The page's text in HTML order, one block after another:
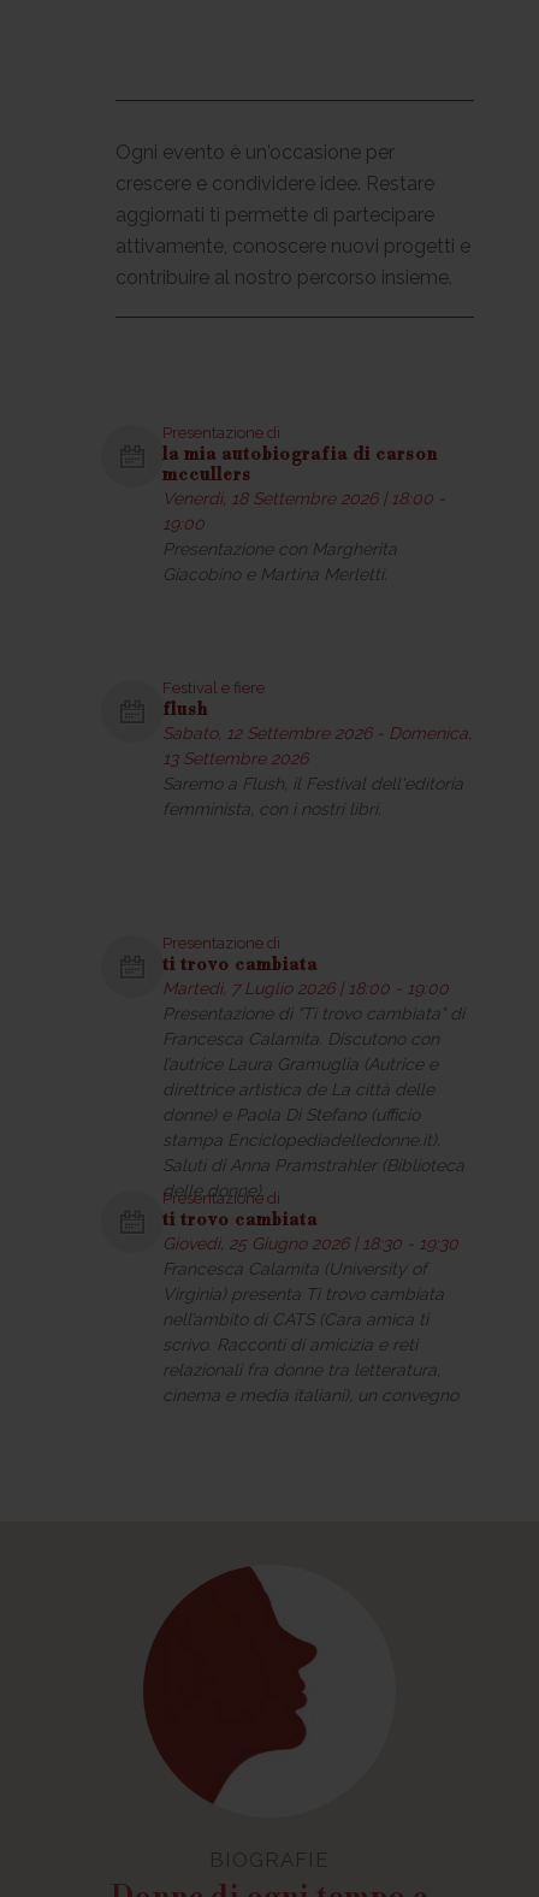
Ogni evento è un'occasione per
crescere e condividere idee. Restare
aggiornati ti permette di partecipare
attivamente, conoscere nuovi progetti e
contribuire al nostro percorso insieme.
Presentazione di
la mia autobiografia di carson
mccullers
Venerdì, 18 Settembre 2026 | 18:00 -
19:00
Presentazione con Margherita
Giacobino e Martina Merletti.
Festival e fiere
flush
Sabato, 12 Settembre 2026 - Domenica,
13 Settembre 2026
Saremo a Flush, il Festival dell'editoria
femminista, con i nostri libri.
Presentazione di
ti trovo cambiata
Martedì, 7 Luglio 2026 | 18:00 - 19:00
Presentazione di "Ti trovo cambiata" di
Francesca Calamita. Discutono con
l’autrice Laura Gramuglia (Autrice e
direttrice artistica de La città delle
donne) e Paola Di Stefano (ufficio
stampa Enciclopediadelledonne.it).
Saluti di Anna Pramstrahler (Biblioteca
delle donne).
Presentazione di
ti trovo cambiata
Giovedì, 25 Giugno 2026 | 18:30 - 19:30
Francesca Calamita (University of
Virginia) presenta Ti trovo cambiata
nell’ambito di CATS (Cara amica ti
scrivo. Racconti di amicizia e reti
relazionali fra donne tra letteratura,
cinema e media italiani), un convegno
BIOGRAFIE